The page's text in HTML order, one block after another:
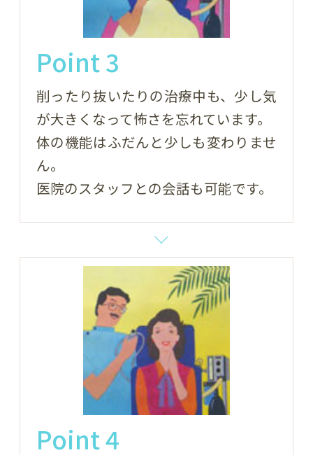
Point 3
削ったり抜いたりの治療中も、少し気
が大きくなって怖さを忘れています。
体の機能はふだんと少しも変わりませ
ん。
医院のスタッフとの会話も可能です。
Point 4